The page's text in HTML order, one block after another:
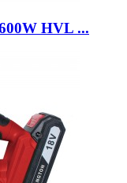
HVL ...